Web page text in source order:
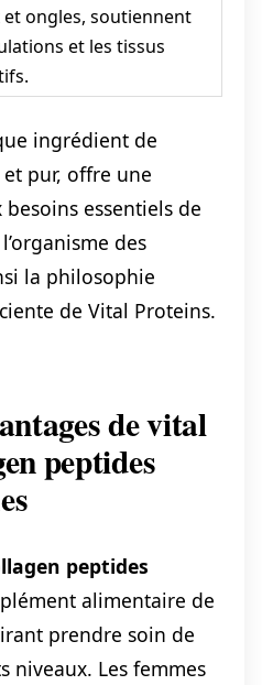
et ongles, soutiennent
et les tissus
ingrédient de
pur, offre une
essentiels de
des
la philosophie
de Vital Proteins.
de vital
peptides
peptides
alimentaire de
prendre soin de
niveaux. Les femmes